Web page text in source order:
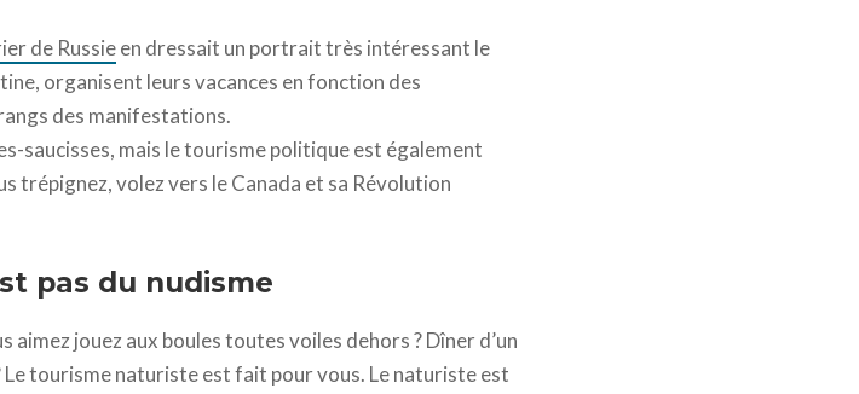
de Russieen dressait un portrait très intéressant le
organisent leurs vacances en fonction des
des manifestations.
saucisses, mais le tourisme politique est également
trépignez, volez vers le Canada et sa Révolution
pas du nudisme
aimez jouez aux boules toutes voiles dehors ? Dîner d’un
Le tourisme naturiste est fait pour vous. Le naturiste est